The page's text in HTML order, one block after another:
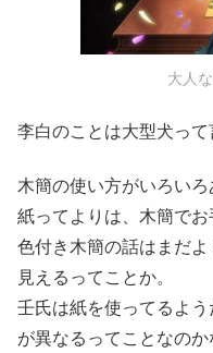
大人
李白のことは大型犬って
木簡の使い方がいろいろ
紙ってよりは、木簡でお
色付き木簡の話はまだ
見えるってことか。
壬氏は紙を使ってるよ
が異なるってことなのか